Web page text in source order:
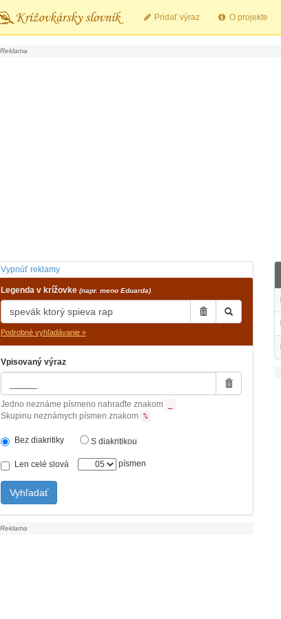
Pridať výraz O projekte
Vypnúť reklamy
Legenda v krížovke (napr. meno Eduarda)
Podrobné vyhľadávanie »
Vpisovaný výraz
Jedno neznáme písmeno nahraďte znakom
Skupinu neznámych písmen znakom %
Bez diakritiky S diakritikou
Len celé slová písmen
Vyhľadať